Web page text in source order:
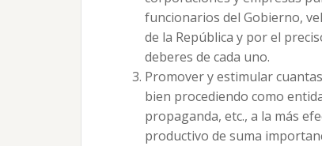
funcionarios del Gobierno,
de la República y por el
deberes de cada uno.
Promover y estimular
bien procediendo como
propaganda, etc., a la más
productivo de suma